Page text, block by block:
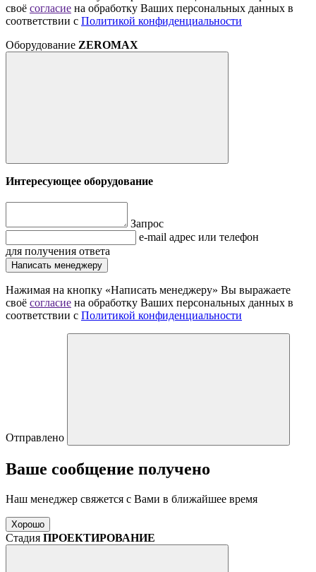
своё согласие на обработку Ваших персональных данных в
соответствии с Политикой конфиденциальности
Оборудование ZEROMAX
Интересующее оборудование
Запрос
e-mail адрес или телефон
для получения ответа
Написать менеджеру
Нажимая на кнопку «Написать менеджеру» Вы выражаете
своё согласие на обработку Ваших персональных данных в
соответствии с Политикой конфиденциальности
Отправлено
Ваше сообщение получено
Наш менеджер свяжется с Вами в ближайшее время
Хорошо
Стадия ПРОЕКТИРОВАНИЕ